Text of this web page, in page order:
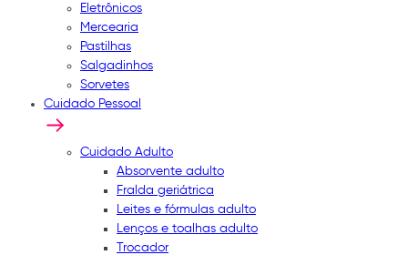
Eletrônicos
Mercearia
Pastilhas
Salgadinhos
Sorvetes
Cuidado Pessoal
Cuidado Adulto
Absorvente adulto
Fralda geriátrica
Leites e fórmulas adulto
Lenços e toalhas adulto
Trocador